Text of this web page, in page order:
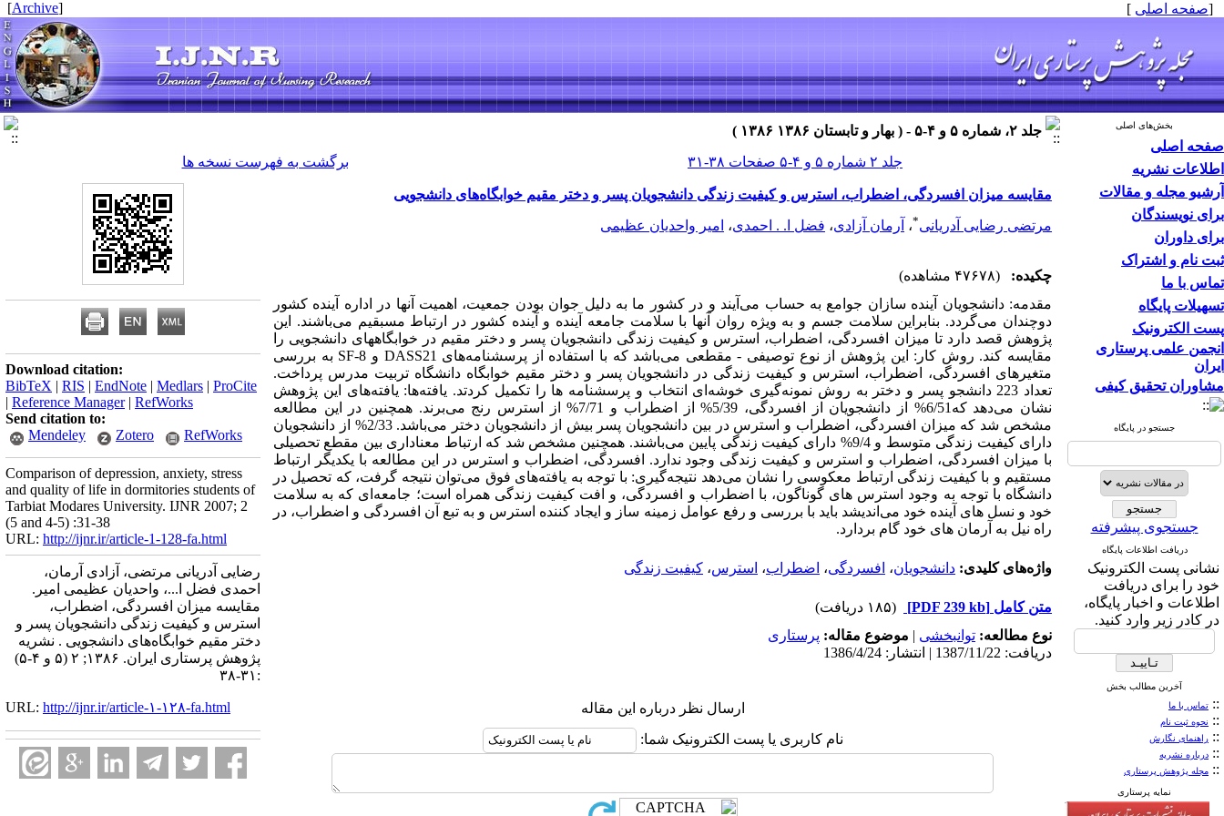
[صفحه اصلی ]
[
Archive
]
بخش‌های اصلی
صفحه اصلی
اطلاعات نشریه
آرشیو مجله و مقالات
برای نویسندگان
برای داوران
ثبت نام و اشتراک
تماس با ما
تسهیلات پایگاه
پست الکترونیک
انجمن علمی پرستاری
ایران
مشاوران تحقیق کیفی
جستجو در پایگاه
جستجوی پیشرفته
دریافت اطلاعات پایگاه
نشانی پست الکترونیک
خود را برای دریافت
اطلاعات و اخبار پایگاه،
در کادر زیر وارد کنید.
آخرین مطالب بخش
:: تماس با ما
:: نحوه ثبت نام
:: راهنمای نگارش
:: درباره نشریه
:: مجله پژوهش پرستاری
نمایه پرستاری
جلد ۲، شماره ۵ و ۴-۵ - ( بهار و تابستان ۱۳۸۶ ۱۳۸۶ )
جلد ۲ شماره ۵ و ۴-۵ صفحات ۳۸-۳۱
برگشت به فهرست نسخه ها
مقایسه میزان افسردگی، اضطراب، استرس و کیفیت زندگی دانشجویان پسر و دختر مقیم خوابگاه‌های دانشجویی
مرتضی رضایی آدریانی*، آرمان آزادی، فضل ا. . احمدی، امیر واحدیان عظیمی
چکیده:
(۴۷۶۷۸ مشاهده)
مقدمه: دانشجویان آینده سازان جوامع به حساب می‌آیند و در کشور ما به دلیل جوان بودن جمعیت، اهمیت آنها در اداره آینده کشور
دوچندان می‌گردد. بنابراین سلامت جسم و به ویژه روان آنها با سلامت جامعه آینده و آینده کشور در ارتباط مسبقیم می‌باشند. این
پژوهش قصد دارد تا میزان افسردگی، اضطراب، استرس و کیفیت زندگی دانشجویان پسر و دختر مقیم در خوابگاههای دانشجویی را
مقایسه کند. روش کار: این پژوهش از نوع توصیفی - مقطعی می‌باشد که با استفاده از پرسشنامه‌های DASS21 و SF-8 به بررسی
متغیرهای افسردگی، اضطراب، استرس و کیفیت زندگی در دانشجویان پسر و دختر مقیم خوابگاه دانشگاه تربیت مدرس پرداخت.
تعداد 223 دانشجو پسر و دختر به روش نمونه‌گیری خوشه‌ای انتخاب و پرسشنامه ها را تکمیل کردتد. یافته‌ها: یافته‌های این پژوهش
نشان می‌دهد که6/51% از دانشجویان از افسردگی، 5/39% از اضطراب و 7/71% از استرس رنج می‌برند. همچنین در این مطالعه
مشخص شد که میزان افسردگی، اضطراب و استرس در بین دانشجویان پسر بیش از دانشجویان دختر می‌باشد. 2/33% از دانشجویان
دارای کیفیت زندگی متوسط و 9/4% دارای کیفیت زندگی پایین می‌باشند. همچنین مشخص شد که ارتباط معناداری بین مقطع تحصیلی
با میزان افسردگی، اضطراب و استرس و کیفیت زندگی وجود ندارد. افسردگی، اضطراب و استرس در این مطالعه با یکدیگر ارتباط
مستقیم و با کیفیت زندگی ارتباط معکوسی را نشان می‌دهد نتیجه‌گیری: با توجه به یافته‌های فوق می‌توان نتیجه گرفت، که تحصیل در
دانشگاه با توجه به وجود استرس های گوناگون، با اضطراب و افسردگی، و افت کیفیت زندگی همراه است؛ جامعه‌ای که به سلامت
خود و نسل های آینده خود می‌اندیشد باید با بررسی و رفع عوامل زمینه ساز و ایجاد کننده استرس و به تبع آن افسردگی و اضطراب، در
راه نیل به آرمان های خود گام بردارد.
واژه‌های کلیدی: دانشجویان، افسردگی، اضطراب، استرس، کیفیت زندگی
متن کامل [PDF 239 kb]
(۱۸۵ دریافت)
نوع مطالعه: توانبخشی | موضوع مقاله: پرستاری
دریافت: 1387/11/22 | انتشار: 1386/4/24
ارسال نظر درباره این مقاله
نام کاربری یا پست الکترونیک شما:
Download citation:
BibTeX | RIS | EndNote | Medlars | ProCite
| Reference Manager| RefWorks
Send citation to:
Mendeley
Zotero RefWorks
Comparison of depression, anxiety, stress
and quality of life in dormitories students of
Tarbiat Modares University. IJNR 2007; 2
(5 and 4-5) :31-38
URL: http://ijnr.ir/article-1-128-fa.html
رضایی آدریانی مرتضی، آزادی آرمان،
احمدی فضل ا...، واحدیان عظیمی امیر.
مقایسه میزان افسردگی، اضطراب،
استرس و کیفیت زندگی دانشجویان پسر و
دختر مقیم خوابگاه‌های دانشجویی . نشریه
پژوهش پرستاری ایران. ۱۳۸۶; ۲ (۵ و ۴-۵)
:۳۱-۳۸
URL: http://ijnr.ir/article-۱-۱۲۸-fa.html